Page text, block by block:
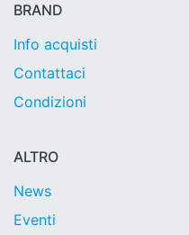
BRAND
Info acquisti
Contattaci
Condizioni
ALTRO
News
Eventi